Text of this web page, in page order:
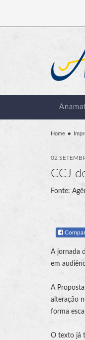
Home
02
CCJ
Fonte:
A jornada
em
A
alteração
forma
O texto já